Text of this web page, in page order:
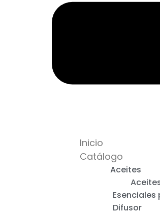
Inicio
Catálogo
Aceites
Esenciales
Difusor